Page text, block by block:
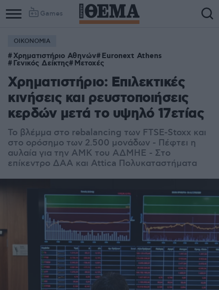
Games
ΟΙΚΟΝΟΜΙΑ
Χρηματιστήριο Αθηνών Euronext Athens
Γενικός Δείκτης Μετοχές
Χρηματιστήριο: Επιλεκτικές
κινήσεις και ρευστοποιήσεις
κερδών μετά το υψηλό 17ετίας
Το βλέμμα στο rebalancing των FTSE-Stoxx και
στο ορόσημο των 2.500 μονάδων - Πέφτει η
αυλαία για την ΑΜΚ του ΑΔΜΗΕ - Στο
επίκεντρο ΔΑΑ και Attica Πολυκαταστήματα